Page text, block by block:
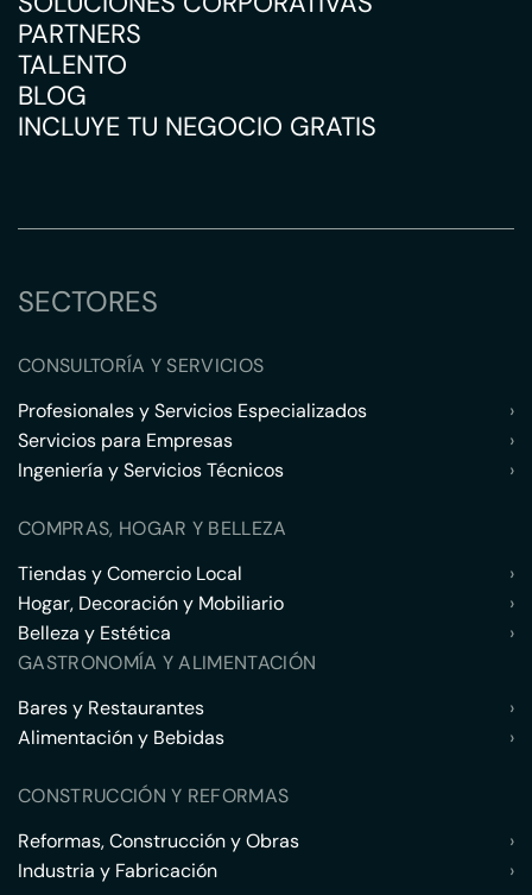
PARTNERS
TALENTO
BLOG
INCLUYE TU NEGOCIO GRATIS
SECTORES
CONSULTORÍA Y SERVICIOS
Profesionales y Servicios Especializados
›
Servicios para Empresas
›
Ingeniería y Servicios Técnicos
›
COMPRAS, HOGAR Y BELLEZA
Tiendas y Comercio Local
›
Hogar, Decoración y Mobiliario
›
Belleza y Estética
›
GASTRONOMÍA Y ALIMENTACIÓN
Bares y Restaurantes
›
Alimentación y Bebidas
›
CONSTRUCCIÓN Y REFORMAS
Reformas, Construcción y Obras
›
Industria y Fabricación
›